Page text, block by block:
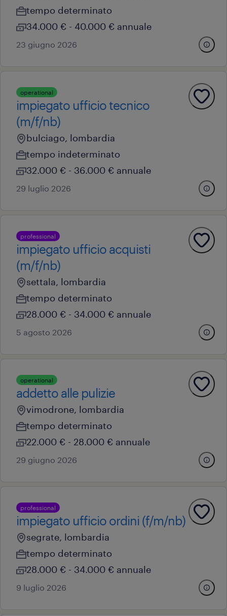
tempo determinato
34.000 € - 40.000 € annuale
23 giugno 2026
operational
impiegato ufficio tecnico
(m/f/nb)
bulciago, lombardia
tempo indeterminato
32.000 € - 36.000 € annuale
29 luglio 2026
professional
impiegato ufficio acquisti
(m/f/nb)
settala, lombardia
tempo determinato
28.000 € - 34.000 € annuale
5 agosto 2026
operational
addetto alle pulizie
vimodrone, lombardia
tempo determinato
22.000 € - 28.000 € annuale
29 giugno 2026
professional
impiegato ufficio ordini (f/m/nb)
segrate, lombardia
tempo determinato
28.000 € - 34.000 € annuale
9 luglio 2026